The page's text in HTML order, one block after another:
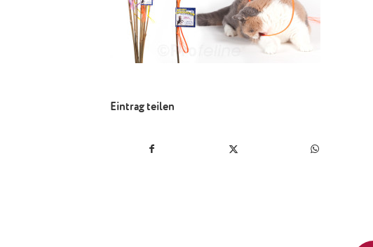
Eintrag teilen